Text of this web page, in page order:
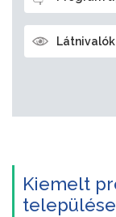
Látnivalók
Kiemelt